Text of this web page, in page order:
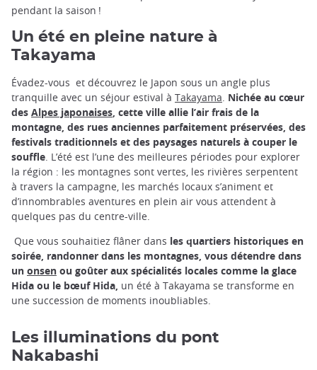
pendant la saison !
Un été en pleine nature à
Takayama
Évadez-vous et découvrez le Japon sous un angle plus
tranquille avec un séjour estival à Takayama Nichée au cœur
des Alpes japonaises , cette ville allie l’air frais de la
montagne, des rues anciennes parfaitement préservées, des
festivals traditionnels et des paysages naturels à couper le
souffle . L’été est l’une des meilleures périodes pour explorer
la région : les montagnes sont vertes, les rivières serpentent
à travers la campagne, les marchés locaux s’animent et
d’innombrables aventures en plein air vous attendent à
quelques pas du centre-ville.
Que vous souhaitiez flâner dans les quartiers historiques en
soirée, randonner dans les montagnes, vous détendre dans
un onsen ou goûter aux spécialités locales comme la glace
Hida ou le bœuf Hida, un été à Takayama se transforme en
une succession de moments inoubliables.
Les illuminations du pont
Nakabashi